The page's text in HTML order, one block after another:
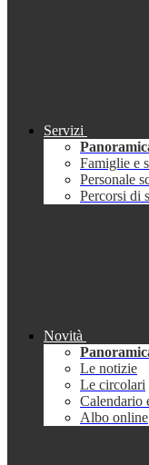
Servizi
Famiglie e
Personale
Percorsi di
Novità
Le notizie
Le circolari
Calendario
Albo online